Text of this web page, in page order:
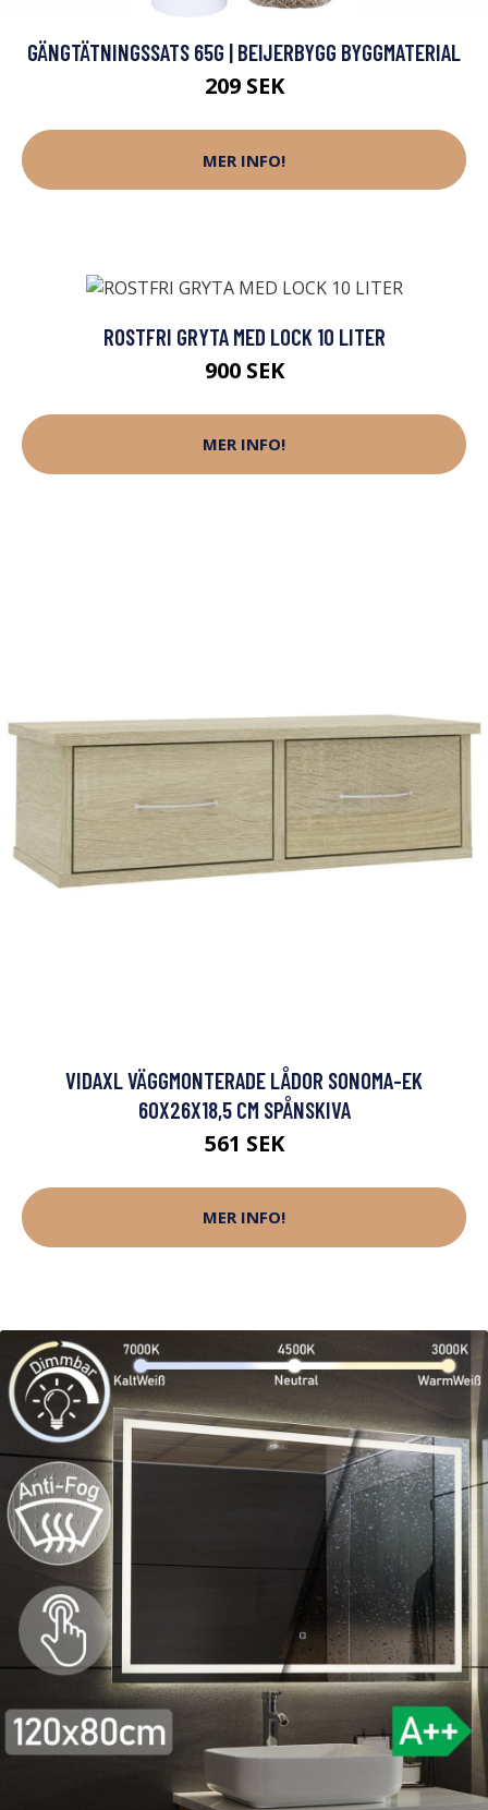
GÄNGTÄTNINGSSATS 65G | BEIJERBYGG BYGGMATERIAL
209 SEK
MER INFO!
ROSTFRI GRYTA MED LOCK 10 LITER
900 SEK
MER INFO!
VIDAXL VÄGGMONTERADE LÅDOR SONOMA-EK
60X26X18,5 CM SPÅNSKIVA
561 SEK
MER INFO!